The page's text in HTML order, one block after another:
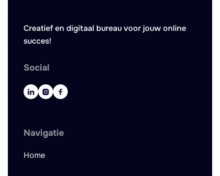
Creatief en digitaal bureau voor jouw online
succes!
Social
  
Navigatie
Home